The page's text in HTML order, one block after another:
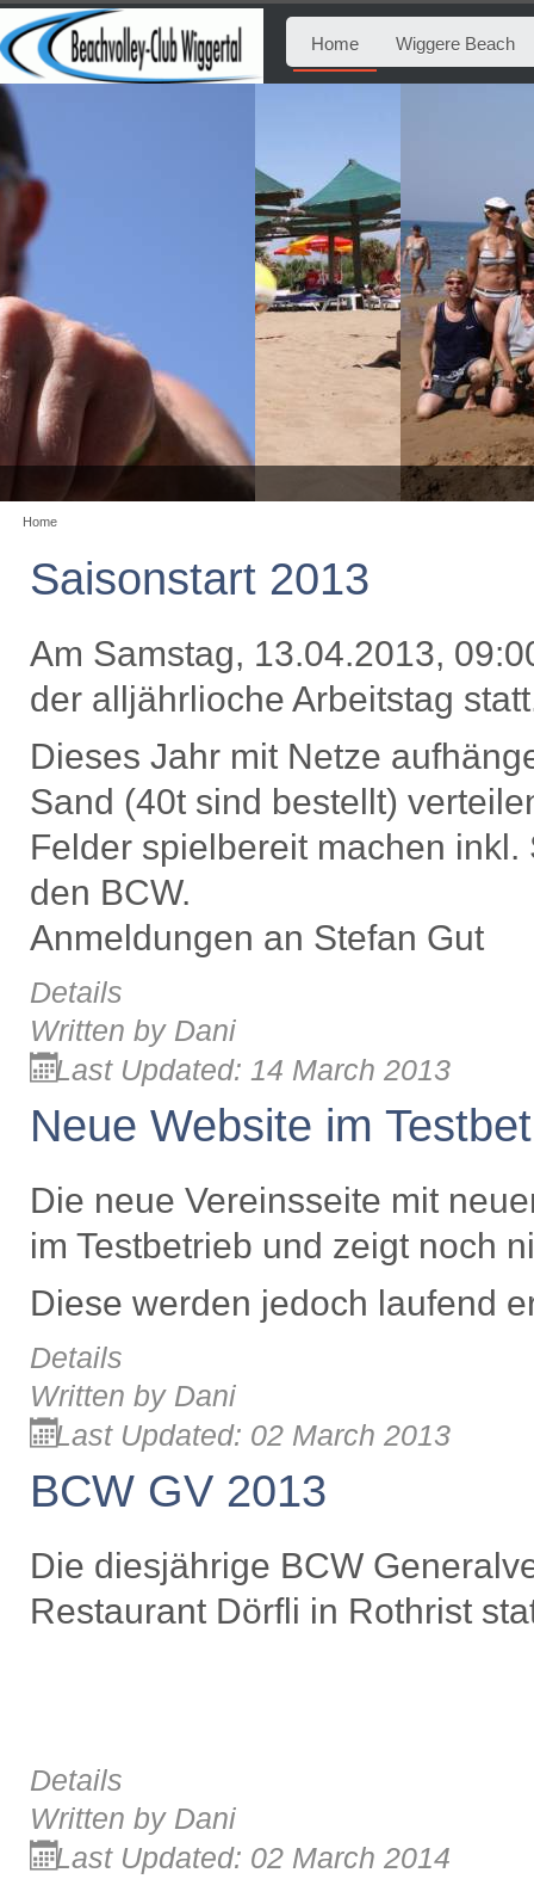
Home Wiggere Beach
Home
Saisonstart 2013
Am Samstag, 13.04.2013,
der alljährlioche Arbeitstag
Dieses Jahr mit Netze
Sand (40t sind bestellt)
Felder spielbereit machen
den BCW.
Anmeldungen an Stefan Gut
Details
Written by Dani
Last Updated: 14 March 2013
Neue Website im
Die neue Vereinsseite mit
im Testbetrieb und zeigt noch
Diese werden jedoch laufend
Details
Written by Dani
Last Updated: 02 March 2013
BCW GV 2013
Die diesjährige BCW
Restaurant Dörfli in Rothrist
Details
Written by Dani
Last Updated: 02 March 2014